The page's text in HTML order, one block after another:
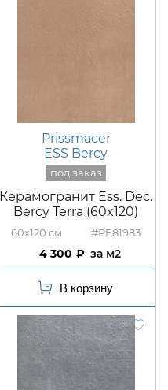
Prissmacer
ESS Bercy
Керамогранит Ess. Dec.
Bercy Terra (60x120)
60x120 #PE81983
4 300 м2